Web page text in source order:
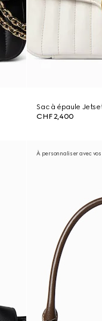
Sac à épaule
CHF 2,400
À personnaliser avec